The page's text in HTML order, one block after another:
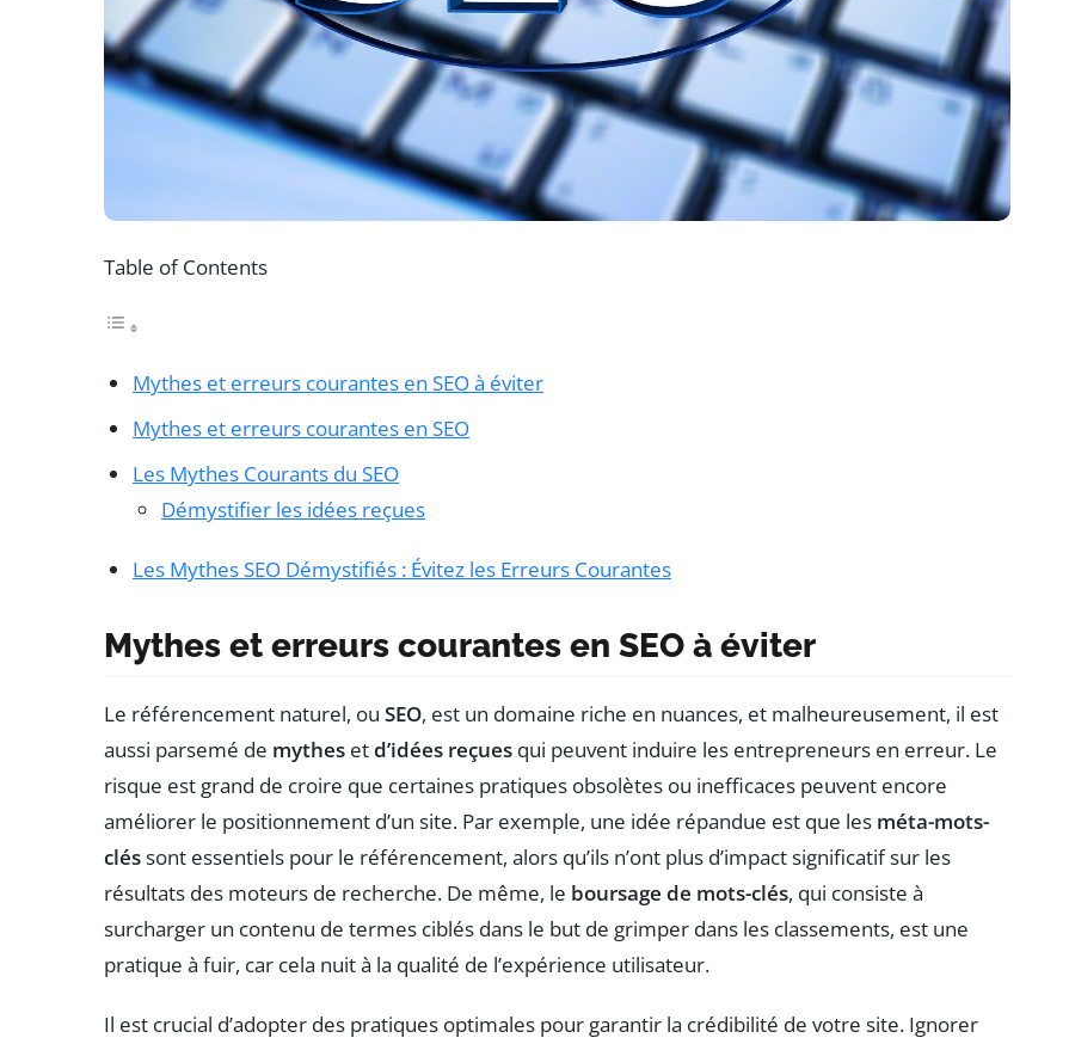
Table of Contents
Mythes et erreurs courantes en SEO à éviter
Mythes et erreurs courantes en SEO
Les Mythes Courants du SEO
Démystifier les idées reçues
Les Mythes SEO Démystifiés : Évitez les Erreurs Courantes
Mythes et erreurs courantes en SEO à éviter
Le référencement naturel, ou SEO, est un domaine riche en nuances, et malheureusement, il est
aussi parsemé de mythes etd’idées reçues qui peuvent induire les entrepreneurs en erreur. Le
risque est grand de croire que certaines pratiques obsolètes ou inefficaces peuvent encore
améliorer le positionnement d’un site. Par exemple, une idée répandue est que les méta-mots-
cléssont essentiels pour le référencement, alors qu’ils n’ont plus d’impact significatif sur les
résultats des moteurs de recherche. De même, le boursage de mots-clés, qui consiste à
surcharger un contenu de termes ciblés dans le but de grimper dans les classements, est une
pratique à fuir, car cela nuit à la qualité de l’expérience utilisateur.
Il est crucial d’adopter des pratiques optimales pour garantir la crédibilité de votre site. Ignorer